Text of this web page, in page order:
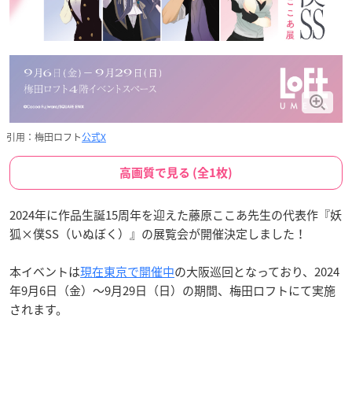
引用：梅田ロフト公式X
高画質で見る (全1枚)
2024年に作品生誕15周年を迎えた藤原ここあ先生の代表作『妖
狐×僕SS（いぬぼく）』の展覧会が開催決定しました！
本イベントは現在東京で開催中の大阪巡回となっており、2024
年9月6日（金）～9月29日（日）の期間、梅田ロフトにて実施
されます。